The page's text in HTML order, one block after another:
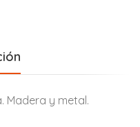
Madera y metal.